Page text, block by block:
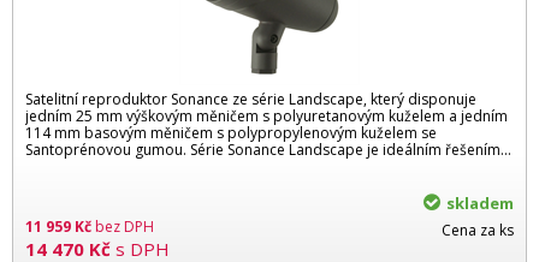
Satelitní reproduktor Sonance ze série Landscape, který disponuje
jedním 25 mm výškovým měničem s polyuretanovým kuželem a jedním
114 mm basovým měničem s polypropylenovým kuželem se
Santoprénovou gumou. Série Sonance Landscape je ideálním řešením...
11 959 Kčbez DPH
14 470 Kč s DPH
skladem
Cena za ks